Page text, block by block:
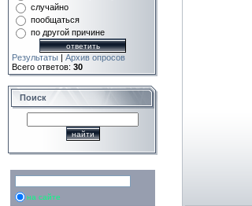
случайно
пообщаться
по другой причине
Результаты | Архив опросов
Всего ответов: 30
Поиск
на сайте